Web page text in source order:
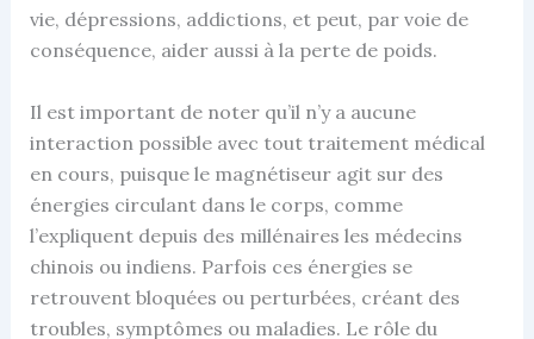
vie, dépressions, addictions, et peut, par voie de
conséquence, aider aussi à la perte de poids.
Il est important de noter qu’il n’y a aucune
interaction possible avec tout traitement médical
en cours, puisque le magnétiseur agit sur des
énergies circulant dans le corps, comme
l’expliquent depuis des millénaires les médecins
chinois ou indiens. Parfois ces énergies se
retrouvent bloquées ou perturbées, créant des
troubles, symptômes ou maladies. Le rôle du